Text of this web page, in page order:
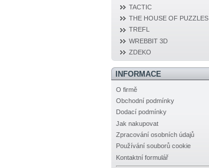
TACTIC
THE HOUSE OF PUZZLES
TREFL
WREBBIT 3D
ZDEKO
INFORMACE
O firmě
Obchodní podmínky
Dodací podmínky
Jak nakupovat
Zpracování osobních údajů
Používání souborů cookie
Kontaktní formulář